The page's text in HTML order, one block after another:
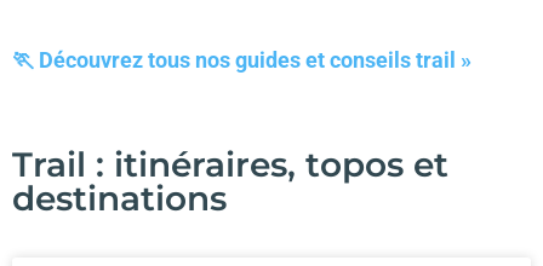
🏃 Découvrez tous nos guides et conseils trail »
Trail : itinéraires, topos et
destinations